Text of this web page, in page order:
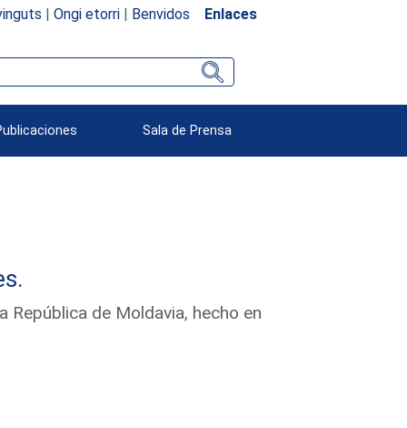
| Ongi etorri| Benvidos Enlaces
Sala de Prensa
República de Moldavia, hecho en